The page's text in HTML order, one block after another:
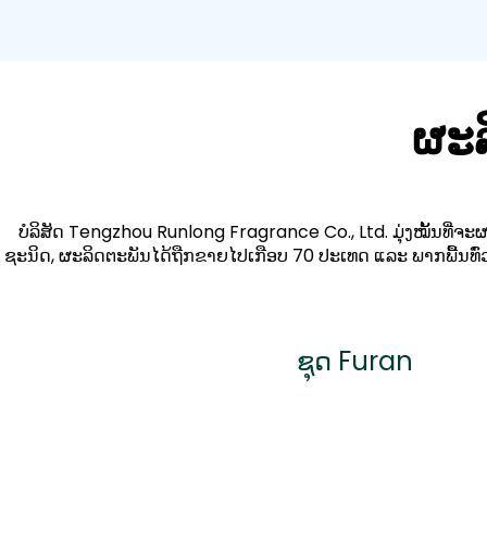
ຜະ
ບໍລິສັດ Tengzhou Runlong Fragrance Co., Ltd. ມຸ່ງໝັ້ນທີ່
ຊະນິດ, ຜະລິດຕະພັນໄດ້ຖືກຂາຍໄປເກືອບ 70 ປະເທດ ແລະ ພາກພື້ນ
ຊຸດ Furan